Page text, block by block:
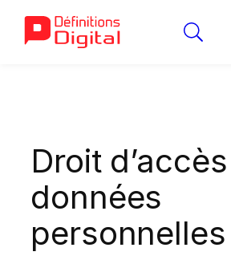
Droit
données
personnelles